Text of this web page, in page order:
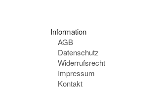
Information
AGB
Datenschutz
Widerrufsrecht
Impressum
Kontakt